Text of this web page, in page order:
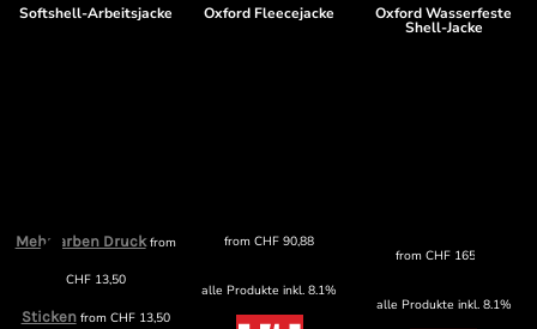
Softshell-Arbeitsjacke
Mehrfarben Druckfrom
CHF13,50
Stickenfrom CHF13,50
Oxford Fleecejacke
fromCHF 90,88
alle Produkte inkl. 8.1%
Oxford Wasserfeste
Shell-Jacke
from CHF165,89
alle Produkte inkl. 8.1%